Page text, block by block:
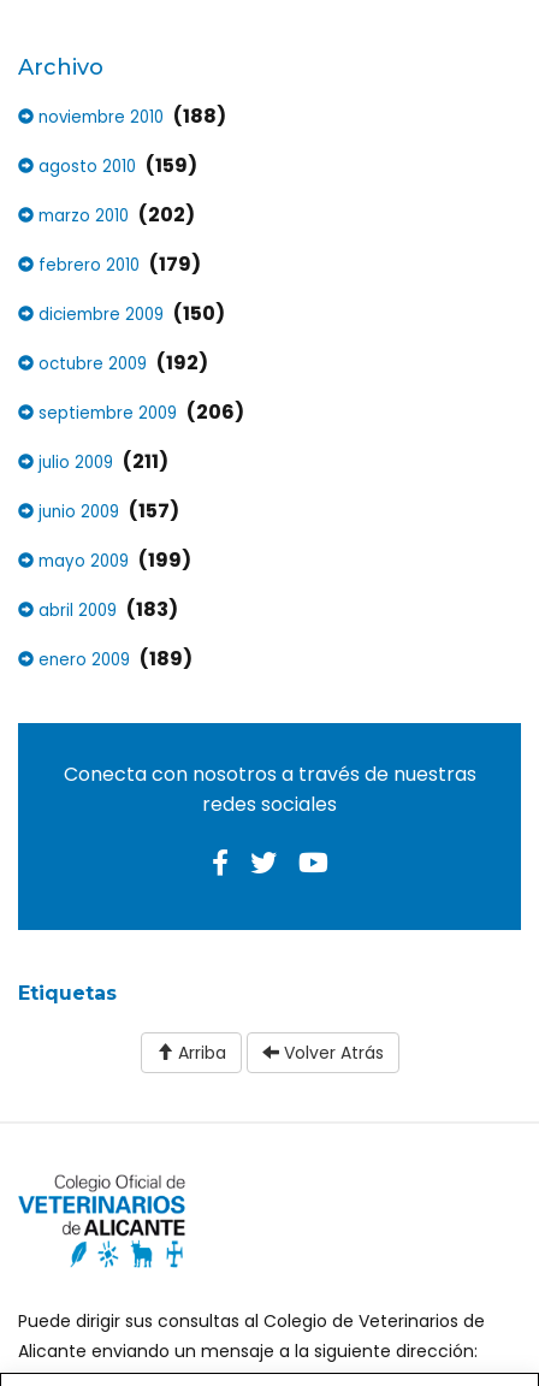
Archivo
noviembre 2010 (188)
agosto 2010 (159)
marzo 2010 (202)
febrero 2010 (179)
diciembre 2009 (150)
octubre 2009 (192)
septiembre 2009 (206)
julio 2009 (211)
junio 2009 (157)
mayo 2009 (199)
abril 2009 (183)
enero 2009 (189)
Conecta con nosotros a través de nuestras
redes sociales
Etiquetas
Arriba Volver Atrás
Puede dirigir sus consultas al Colegio de Veterinarios de
Alicante enviando un mensaje a la siguiente dirección:
secretaria@icoval.org